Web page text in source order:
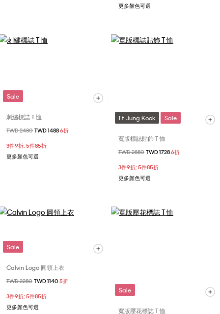
更多顏色可選
Sale
刺繡標誌 T 恤
價格扣減從
TWD 2480 至
TWD 14886折
3件9折; 5件85折
更多顏色可選
Ft. Jung Kook Sale
寬版標誌貼飾 T 恤
價格扣減從
TWD 2880 至
TWD 17286折
3件9折; 5件85折
更多顏色可選
Sale
Calvin Logo 圓領上衣
價格扣減從
TWD 2280 至
TWD 1140 5折
3件9折; 5件85折
更多顏色可選
Sale
寬版壓花標誌 T 恤